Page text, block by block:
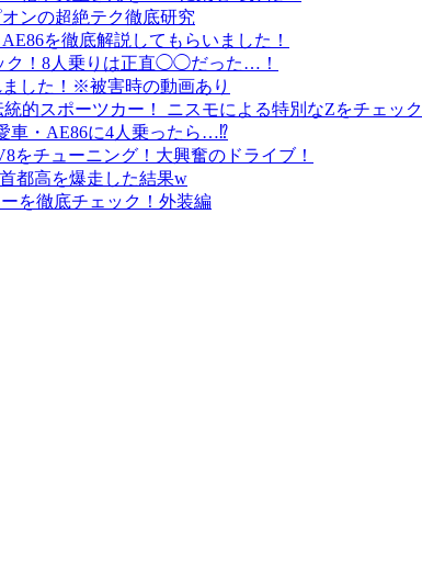
ンの超絶テク徹底研究
を徹底解説してもらいました！
ク！8人乗りは正直◯◯だった…！
ました！※被害時の動画あり
的スポーツカー！ ニスモによる特別なZをチェック
車・AE86に4人乗ったら…⁉
をチューニング！大興奮のドライブ！
都高を爆走した結果w
を徹底チェック！外装編